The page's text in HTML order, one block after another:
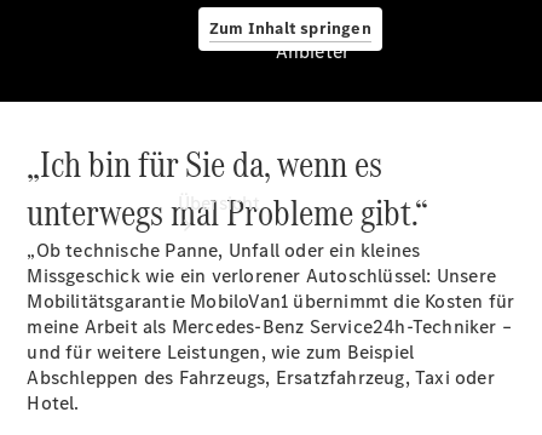
Zum Inhalt springen
Anbieter
Übersicht
Anbieter
„Ich bin für Sie da, wenn es
unterwegs mal Probleme gibt.“
„Ob technische Panne, Unfall oder ein kleines
Missgeschick wie ein verlorener Autoschlüssel: Unsere
Mobilitätsgarantie MobiloVan1 übernimmt die Kosten für
meine Arbeit als Mercedes-Benz Service24h-Techniker –
und für weitere Leistungen, wie zum Beispiel
Abschleppen des Fahrzeugs, Ersatzfahrzeug, Taxi oder
Hotel.